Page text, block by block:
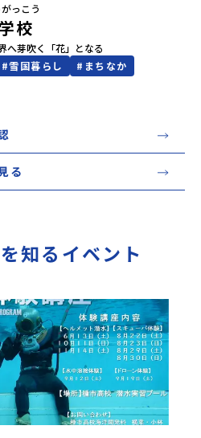
っこう
校
へ芽吹く「花」となる
#雪国暮らし # まちなか
る
知るイベント